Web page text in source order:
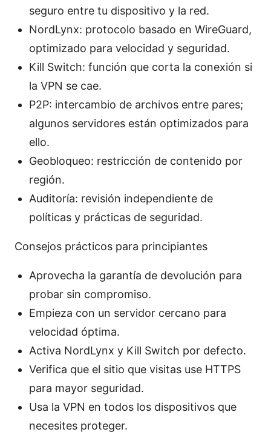
seguro entre tu dispositivo y la red.
NordLynx: protocolo basado en WireGuard,
optimizado para velocidad y seguridad.
Kill Switch: función que corta la conexión si
la VPN se cae.
P2P: intercambio de archivos entre pares;
algunos servidores están optimizados para
ello.
Geobloqueo: restricción de contenido por
región.
Auditoría: revisión independiente de
políticas y prácticas de seguridad.
Consejos prácticos para principiantes
Aprovecha la garantía de devolución para
probar sin compromiso.
Empieza con un servidor cercano para
velocidad óptima.
Activa NordLynx y Kill Switch por defecto.
Verifica que el sitio que visitas use HTTPS
para mayor seguridad.
Usa la VPN en todos los dispositivos que
necesites proteger.